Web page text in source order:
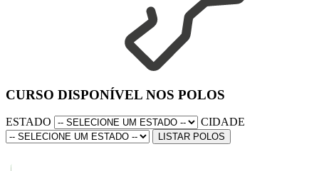
CURSO DISPONÍVEL NOS POLOS
ESTADO CIDADE
LISTAR POLOS